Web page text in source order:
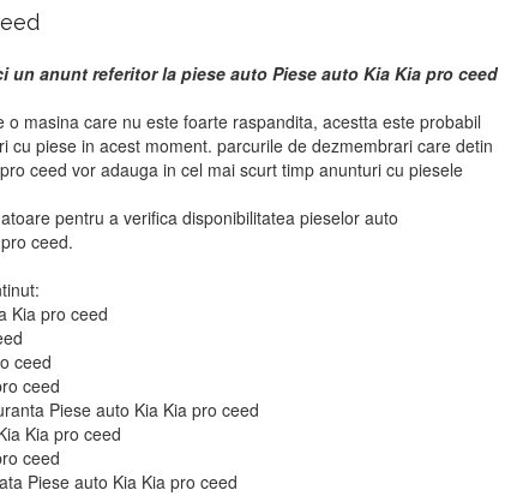
un anunt referitor la piese auto Piese auto Kia Kia pro ceed
o masina care nu este foarte raspandita, acestta este probabil
cu piese in acest moment. parcurile de dezmembrari care detin
ceed vor adauga in cel mai scurt timp anunturi cu piesele
pentru a verifica disponibilitatea pieselor auto
ceed.
Kia pro ceed
ceed
ceed
Piese auto Kia Kia pro ceed
Kia pro ceed
ceed
Piese auto Kia Kia pro ceed